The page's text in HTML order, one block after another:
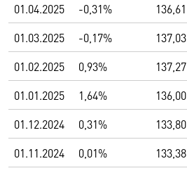
01.04.2025
-0,31% 136,61
01.03.2025
-0,17% 137,03
01.02.2025
0,93% 137,27
01.01.2025
1,64% 136,00
01.12.2024
0,31% 133,80
01.11.2024
0,01% 133,38